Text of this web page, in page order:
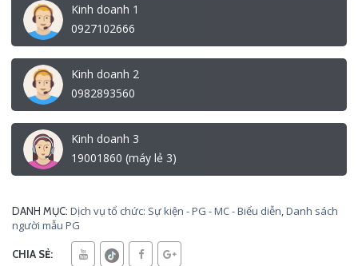
Kinh doanh 1
0927102666
Kinh doanh 2
0982893560
Kinh doanh 3
19001860 (máy lẻ 3)
DANH MỤC: Dịch vụ tổ chức: Sự kiện - PG - MC - Biểu diễn,Danh sách
người mẫu PG
CHIA SẺ: